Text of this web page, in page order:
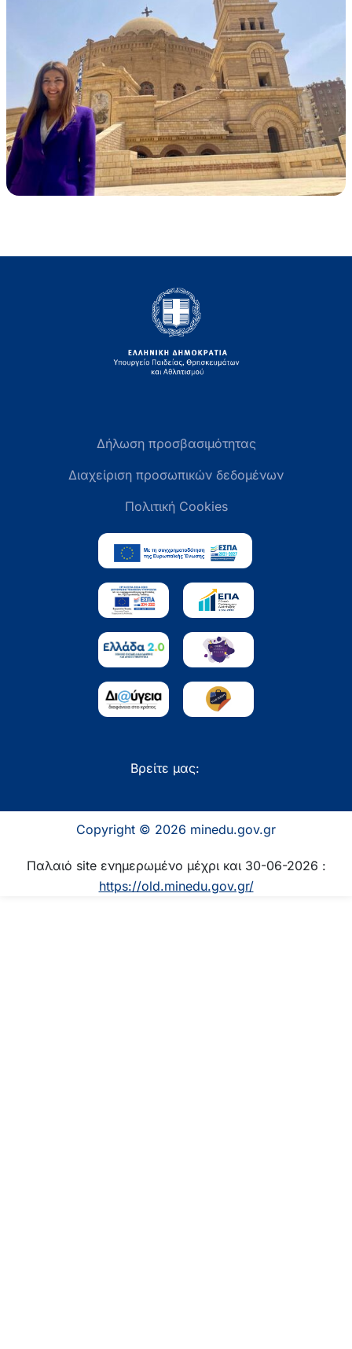
Δήλωση προσβασιμότητας
Διαχείριση προσωπικών δεδομένων
Πολιτική Cookies
Βρείτε μας:
Copyright © 2026 minedu.gov.gr
Παλαιό site ενημερωμένο μέχρι και 30-06-2026 :
https://old.minedu.gov.gr/